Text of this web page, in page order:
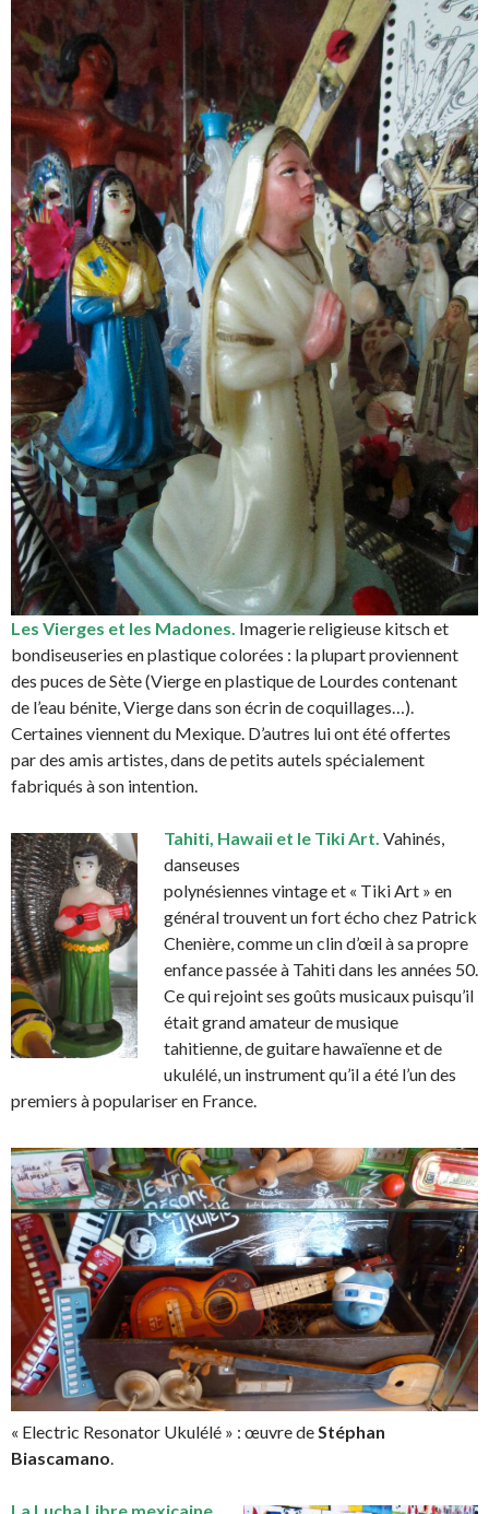
Les Vierges et les Madones. Imagerie religieuse kitsch et
bondiseuseries en plastique colorées : la plupart proviennent
des puces de Sète (Vierge en plastique de Lourdes contenant
de l’eau bénite, Vierge dans son écrin de coquillages…).
Certaines viennent du Mexique. D’autres lui ont été offertes
par des amis artistes, dans de petits autels spécialement
fabriqués à son intention.
Tahiti, Hawaii et le Tiki Art. Vahinés,
danseuses
polynésiennes vintage et « Tiki Art » en
général trouvent un fort écho chez Patrick
Chenière, comme un clin d’œil à sa propre
enfance passée à Tahiti dans les années 50.
Ce qui rejoint ses goûts musicaux puisqu’il
était grand amateur de musique
tahitienne, de guitare hawaïenne et de
ukulélé, un instrument qu’il a été l’un des
premiers à populariser en France.
« Electric Resonator Ukulélé » : œuvre de Stéphan
Biascamano
La Lucha Libre mexicaine,